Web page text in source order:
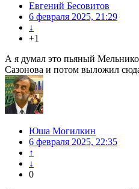
Евгений Бесовитов
6 февраля 2025, 21:29
↓
+1
А я думал это пьяный
Сазонова и потом выложил
Юша Могилкин
6 февраля 2025, 22:35
↑
↓
0